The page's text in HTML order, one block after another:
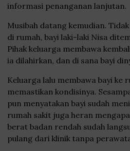
informasi penanganan lanjutan.
Musibah datang kemudian.
di rumah, bayi laki-laki Nisa
Pihak keluarga membawa
ia dilahirkan, dan di sana bayi
Keluarga lalu membawa bayi ke
memastikan kondisinya.
pun menyatakan bayi sudah
rumah sakit juga heran
berat badan rendah sudah
pulang dari klinik tanpa